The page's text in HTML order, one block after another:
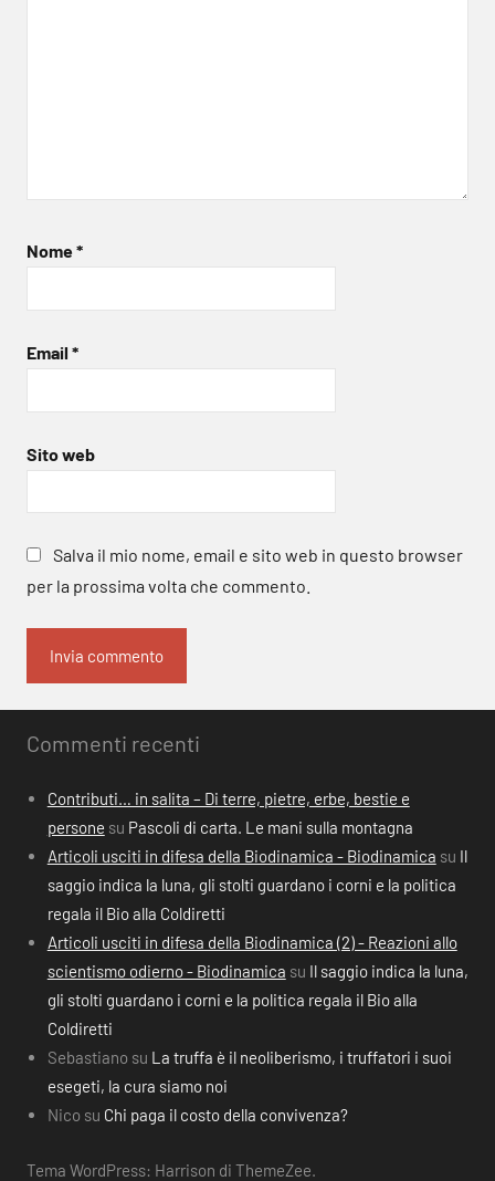
Nome*
Email *
Sito web
Salva il mio nome, email e sito web in questo browser
per la prossima volta che commento.
Commenti recenti
Contributi… in salita – Di terre, pietre, erbe, bestie e
persone su Pascoli di carta. Le mani sulla montagna
Articoli usciti in difesa della Biodinamica - Biodinamica su Il
saggio indica la luna, gli stolti guardano i corni e la politica
regala il Bio alla Coldiretti
Articoli usciti in difesa della Biodinamica (2) - Reazioni allo
scientismo odierno - Biodinamica su Il saggio indica la luna,
gli stolti guardano i corni e la politica regala il Bio alla
Coldiretti
Sebastiano su La truffa è il neoliberismo, i truffatori i suoi
esegeti, la cura siamo noi
Nico su Chi paga il costo della convivenza?
Tema WordPress: Harrison di ThemeZee.